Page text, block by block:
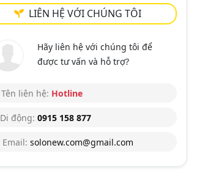
LIÊN HỆ VỚI CHÚNG TÔI
Hãy liên hệ với chúng tôi để
được tư vấn và hỗ trợ?
Tên liên hệ: Hotline
Di động: 0915 158 877
Email: solonew.com@gmail.com